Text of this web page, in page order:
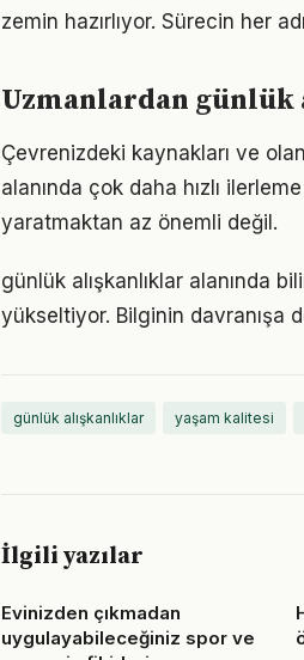
zemin hazırlıyor. Sürecin her
Uzmanlardan
Çevrenizdeki kaynakları ve
alanında çok daha hızlı
yaratmaktan az önemli değil.
günlük alışkanlıklar alanında
yükseltiyor. Bilginin davranışa
günlük alışkanlıklar yaşam kalitesi
İlgili yazılar
Evinizden çıkmadan
uygulayabileceğiniz spor ve